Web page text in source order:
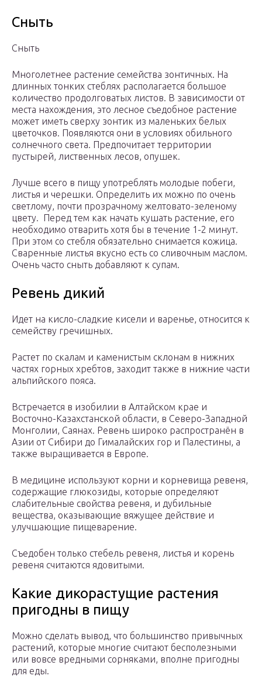
Сныть
Сныть
Многолетнее растение семейства зонтичных. На
длинных тонких стеблях располагается большое
количество продолговатых листов. В зависимости от
места нахождения, это лесное съедобное растение
может иметь сверху зонтик из маленьких белых
цветочков. Появляются они в условиях обильного
солнечного света. Предпочитает территории
пустырей, лиственных лесов, опушек.
Лучше всего в пищу употреблять молодые побеги,
листья и черешки. Определить их можно по очень
светлому, почти прозрачному желтовато-зеленому
цвету. Перед тем как начать кушать растение, его
необходимо отварить хотя бы в течение 1-2 минут.
При этом со стебля обязательно снимается кожица.
Сваренные листья вкусно есть со сливочным маслом.
Очень часто сныть добавляют к супам.
Ревень дикий
Идет на кисло-сладкие кисели и варенье, относится к
семейству гречишных.
Растет по скалам и каменистым склонам в нижних
частях горных хребтов, заходит также в нижние части
альпийского пояса.
Встречается в изобилии в Алтайском крае и
Восточно-Казахстанской области, в Северо-Западной
Монголии, Саянах. Ревень широко распространён в
Азии от Сибири до Гималайских гор и Палестины, а
также выращивается в Европе.
В медицине используют корни и корневища ревеня,
содержащие глюкозиды, которые определяют
слабительные свойства ревеня, и дубильные
вещества, оказывающие вяжущее действие и
улучшающие пищеварение.
Съедобен только стебель ревеня, листья и корень
ревеня считаются ядовитыми.
Какие дикорастущие растения
пригодны в пищу
Можно сделать вывод, что большинство привычных
растений, которые многие считают бесполезными
или вовсе вредными сорняками, вполне пригодны
для еды.